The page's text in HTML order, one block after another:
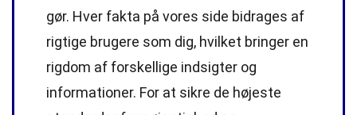
gør. Hver fakta på vores side bidrages af
rigtige brugere som dig, hvilket bringer en
rigdom af forskellige indsigter og
informationer. For at sikre de højeste